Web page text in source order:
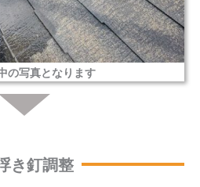
の写真となります
き釘調整